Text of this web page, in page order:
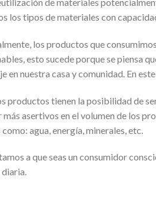
los tipos de materiales con
los productos que
esto sucede porque se piensa
en nuestra casa y comunidad. En
productos tienen la posibilidad de
más asertivos en el volumen de los
agua, energía, minerales, etc.
a que seas un consumidor